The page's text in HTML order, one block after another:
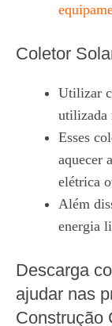
Coletor
Utilizar
utilizada
Esses
aquecer
elétrica
Além
energia
Descarga
ajudar nas
Construção